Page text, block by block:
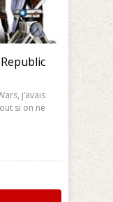
j’avais
si on ne